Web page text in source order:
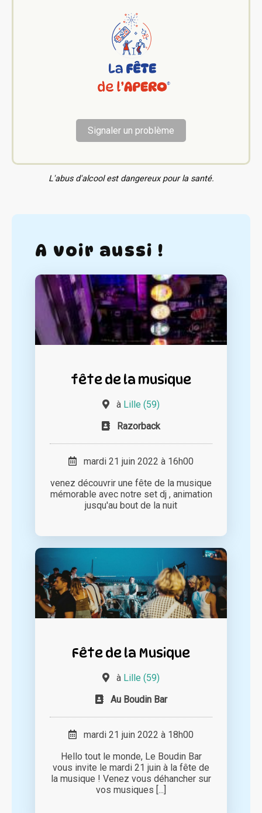
Signaler un problème
L'abus d'alcool est dangereux pour la santé.
A voir aussi !
fête de la musique
à Lille (59)
Razorback
mardi 21 juin 2022 à 16h00
venez découvrir une fête de la musique
mémorable avec notre set dj , animation
jusqu'au bout de la nuit
Fête de la Musique
à Lille (59)
Au Boudin Bar
mardi 21 juin 2022 à 18h00
Hello tout le monde, Le Boudin Bar
vous invite le mardi 21 juin à la fête de
la musique ! Venez vous déhancher sur
vos musiques [...]